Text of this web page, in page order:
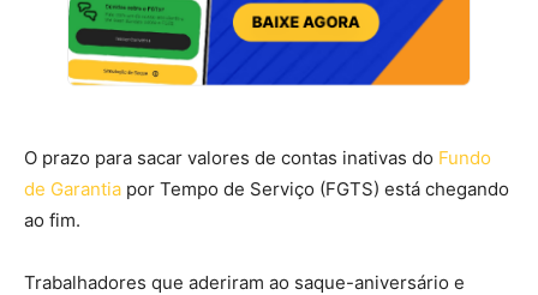
O prazo para sacar valores de contas inativas do Fundo
de Garantia por Tempo de Serviço (FGTS) está chegando
ao fim.
Trabalhadores que aderiram ao saque-aniversário e